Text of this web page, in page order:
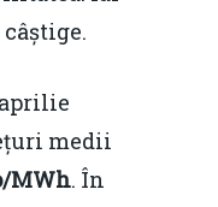
medii
MWh. În